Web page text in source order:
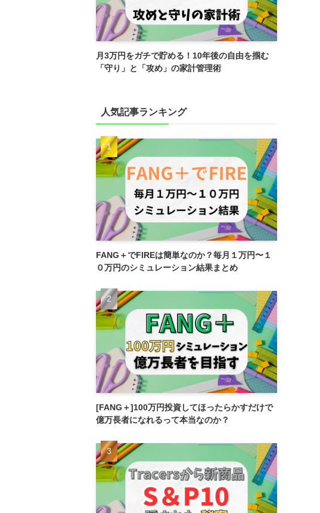
月3万円をガチで貯める！10年後の自由を掴む
「守り」と「攻め」の家計管理術
人気記事ランキング
FANG＋でFIREは簡単なのか？毎月１万円〜１
０万円のシミュレーション結果まとめ
[FANG＋]100万円投資してほったらかすだけで
億万長者になれるって本当なのか？